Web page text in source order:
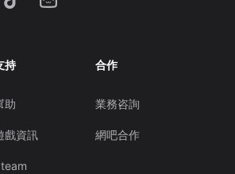
持
助
戲資訊
合作
業務咨詢
網吧合作